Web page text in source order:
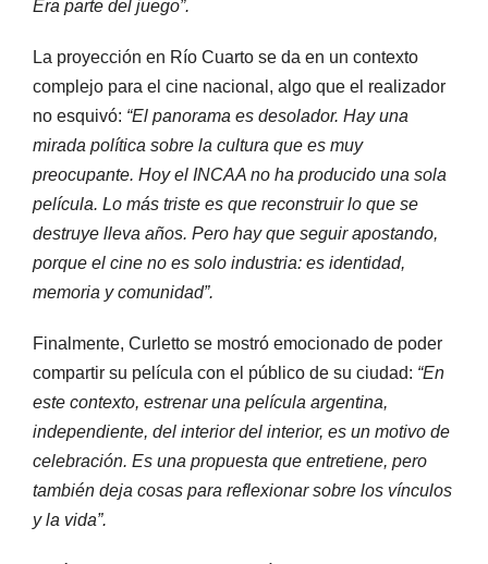
Era parte del juego”.
La proyección en Río Cuarto se da en un contexto
complejo para el cine nacional, algo que el realizador
no esquivó: “El panorama es desolador. Hay una
mirada política sobre la cultura que es muy
preocupante. Hoy el INCAA no ha producido una sola
película. Lo más triste es que reconstruir lo que se
destruye lleva años. Pero hay que seguir apostando,
porque el cine no es solo industria: es identidad,
memoria y comunidad”.
Finalmente, Curletto se mostró emocionado de poder
compartir su película con el público de su ciudad: “En
este contexto, estrenar una película argentina,
independiente, del interior del interior, es un motivo de
celebración. Es una propuesta que entretiene, pero
también deja cosas para reflexionar sobre los vínculos
y la vida”.